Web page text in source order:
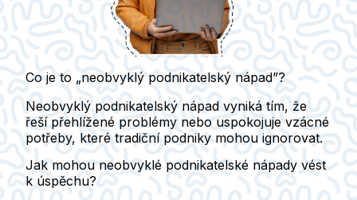
Co je to „neobvyklý podnikatelský nápad”?
Neobvyklý podnikatelský nápad vyniká tím, že
řeší přehlížené problémy nebo uspokojuje vzácné
potřeby, které tradiční podniky mohou ignorovat.
Jak mohou neobvyklé podnikatelské nápady vést
k úspěchu?